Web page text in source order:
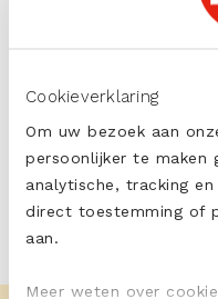
Cookieverklaring
Om uw bezoek aan
persoonlijker te maken
analytische, tracking
direct toestemming of
aan.
Meer weten over